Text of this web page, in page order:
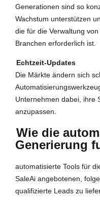
Generationen sind so
Wachstum unterstützen
die für die Verwaltung
Branchen erforderlich ist.
Echtzeit-Updates
Die Märkte ändern sich
Unternehmen dabei, ihre
anzupassen.
Wie die
Generierung
automatisierte Tools für
SaleAi angebotenen,
qualifizierte Leads zu